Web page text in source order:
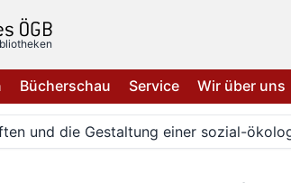
Bücherschau Service Wir über uns
und die Gestaltung einer sozial-